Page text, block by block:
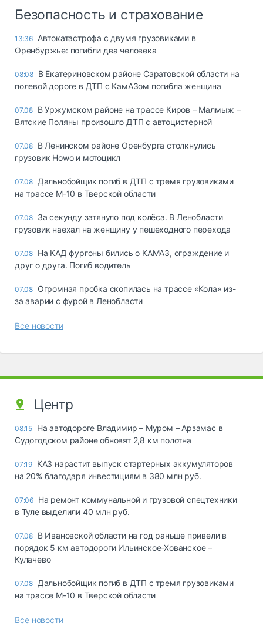
Безопасность и страхование
13:36 Автокатастрофа с двумя грузовиками в
Оренбуржье: погибли два человека
08:08 В Екатериновском районе Саратовской области на
полевой дороге в ДТП с КамАЗом погибла женщина
07.08 В Уржумском районе на трассе Киров – Малмыж –
Вятские Поляны произошло ДТП с автоцистерной
07.08 В Ленинском районе Оренбурга столкнулись
грузовик Howo и мотоцикл
07.08 Дальнобойщик погиб в ДТП с тремя грузовиками
на трассе М-10 в Тверской области
07.08 За секунду затянуло под колёса. В Ленобласти
грузовик наехал на женщину у пешеходного перехода
07.08 На КАД фургоны бились о КАМАЗ, ограждение и
друг о друга. Погиб водитель
07.08 Огромная пробка скопилась на трассе «Кола» из-
за аварии с фурой в Ленобласти
Все новости
Центр
08:15 На автодороге Владимир – Муром – Арзамас в
Судогодском районе обновят 2,8 км полотна
07:19 КАЗ нарастит выпуск стартерных аккумуляторов
на 20% благодаря инвестициям в 380 млн руб.
07:06 На ремонт коммунальной и грузовой спецтехники
в Туле выделили 40 млн руб.
07.08 В Ивановской области на год раньше привели в
порядок 5 км автодороги Ильинское-Хованское –
Кулачево
07.08 Дальнобойщик погиб в ДТП с тремя грузовиками
на трассе М-10 в Тверской области
Все новости